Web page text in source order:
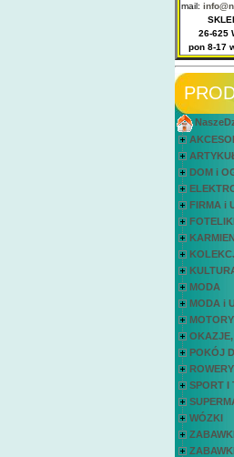
mail:
26-625
pon 8-17
DOM i
FIRMA i
MODA
MODA i
POKÓJ
SPORT I
WÓZKI